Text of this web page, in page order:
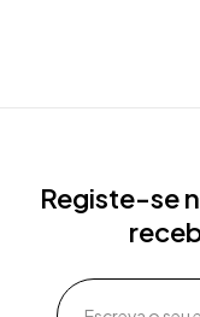
Registe-se